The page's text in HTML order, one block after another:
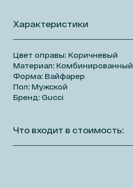
Характеристики
Цвет оправы: Коричневый
Материал: Комбинированный
Форма: Вайфарер
Пол: Мужской
Бренд: Gucci
Что входит в стоимость: